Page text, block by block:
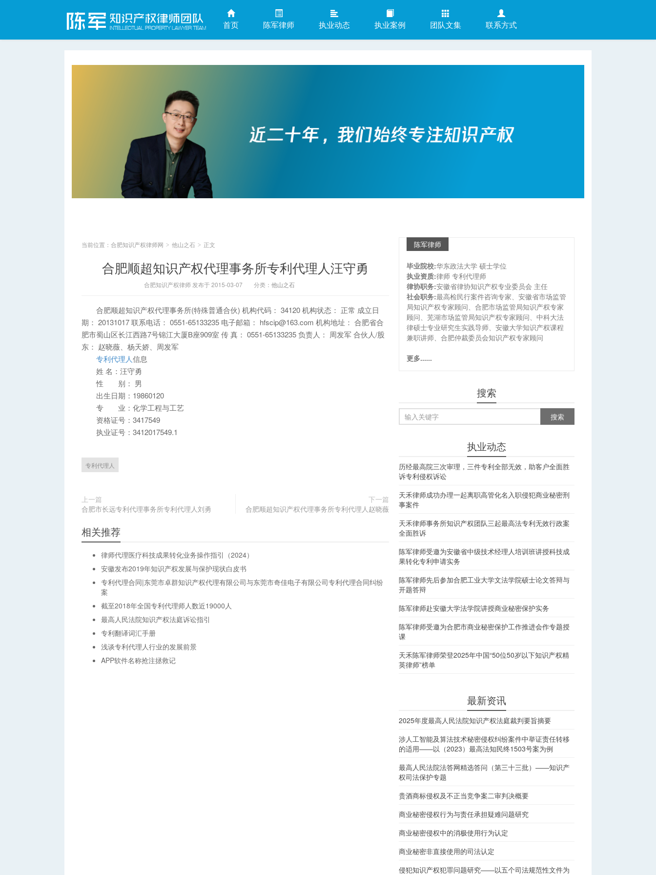
首页 陈军律师 执业动态 执业案例 团队文集 联系方式
当前位置： 合肥知识产权律师网 > 他山之石 > 正文
合肥顺超知识产权代理事务所专利代理人汪守勇
合肥知识产权律师 发布于 2015-03-07 分类： 他山之石
合肥顺超知识产权代理事务所(特殊普通合伙) 机构代码： 34120 机构状态： 正常 成立日
期： 20131017 联系电话： 0551-65133235 电子邮箱： hfscip@163.com 机构地址： 合肥省合
肥市蜀山区长江西路7号锦江大厦B座909室 传 真： 0551-65133235 负责人： 周发军 合伙人/股
东： 赵晓薇、杨天娇、周发军
专利代理人信息
姓 名：汪守勇
性 别： 男
出生日期：19860120
专 业：化学工程与工艺
资格证号：3417549
执业证号：3412017549.1
专利代理人
上一篇
合肥市长远专利代理事务所专利代理人刘勇
下一篇
合肥顺超知识产权代理事务所专利代理人赵晓薇
相关推荐
律师代理医疗科技成果转化业务操作指引（2024）
安徽发布2019年知识产权发展与保护现状白皮书
专利代理合同|东莞市卓群知识产权代理有限公司与东莞市奇佳电子有限公司专利代理合同纠纷
案
截至2018年全国专利代理师人数近19000人
最高人民法院知识产权法庭诉讼指引
专利翻译词汇手册
浅谈专利代理人行业的发展前景
APP软件名称抢注拯救记
陈军律师
毕业院校:华东政法大学 硕士学位
执业资质:律师 专利代理师
律协职务:安徽省律协知识产权专业委员会 主任
社会职务:最高检民行案件咨询专家、安徽省市场监管
局知识产权专家顾问、合肥市场监管局知识产权专家
顾问、芜湖市场监管局知识产权专家顾问、中科大法
律硕士专业研究生实践导师、安徽大学知识产权课程
兼职讲师、合肥仲裁委员会知识产权专家顾问
更多......
搜索
执业动态
历经最高院三次审理，三件专利全部无效，助客户全面胜
诉专利侵权诉讼
天禾律师成功办理一起离职高管化名入职侵犯商业秘密刑
事案件
天禾律师事务所知识产权团队三起最高法专利无效行政案
全面胜诉
陈军律师受邀为安徽省中级技术经理人培训班讲授科技成
果转化专利申请实务
陈军律师先后参加合肥工业大学文法学院硕士论文答辩与
开题答辩
陈军律师赴安徽大学法学院讲授商业秘密保护实务
陈军律师受邀为合肥市商业秘密保护工作推进会作专题授
课
天禾陈军律师荣登2025年中国“50位50岁以下知识产权精
英律师”榜单
最新资讯
2025年度最高人民法院知识产权法庭裁判要旨摘要
涉人工智能及算法技术秘密侵权纠纷案件中举证责任转移
的适用——以（2023）最高法知民终1503号案为例
最高人民法院法答网精选答问（第三十三批）——知识产
权司法保护专题
贵酒商标侵权及不正当竞争案二审判决概要
商业秘密侵权行为与责任承担疑难问题研究
商业秘密侵权中的消极使用行为认定
商业秘密非直接使用的司法认定
侵犯知识产权犯罪问题研究——以五个司法规范性文件为